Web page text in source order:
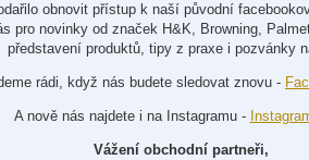
zahrdlení 3 ks, klíč na zahrdlení,
papírová krabice
individuální objednávce (kdy zbraň nemáme
obnovit přístup k naší původní
pro novinky od značek H&K, Browning,
představení produktů, tipy z praxe i pozvánky
rádi, když nás budete sledovat znovu -
A nově nás najdete i na Instagramu -
Vážení obchodní partneři,